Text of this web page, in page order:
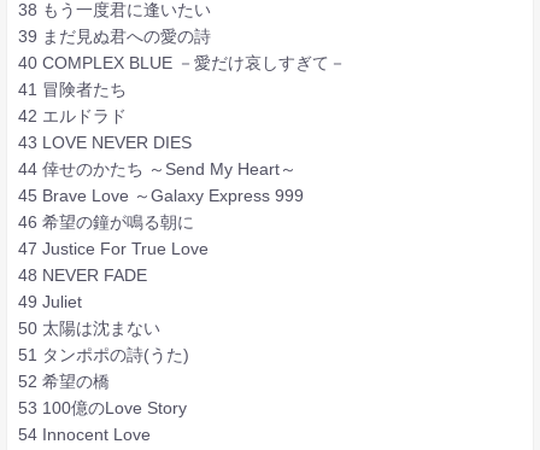
38 もう一度君に逢いたい
39 まだ見ぬ君への愛の詩
40 COMPLEX BLUE －愛だけ哀しすぎて－
41 冒険者たち
42 エルドラド
43 LOVE NEVER DIES
44 倖せのかたち ～Send My Heart～
45 Brave Love ～Galaxy Express 999
46 希望の鐘が鳴る朝に
47 Justice For True Love
48 NEVER FADE
49 Juliet
50 太陽は沈まない
51 タンポポの詩(うた)
52 希望の橋
53 100億のLove Story
54 Innocent Love